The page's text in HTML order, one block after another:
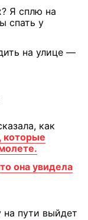
Я сплю на
спать у
на улице —
как
которые
она увидела
пути выйдет